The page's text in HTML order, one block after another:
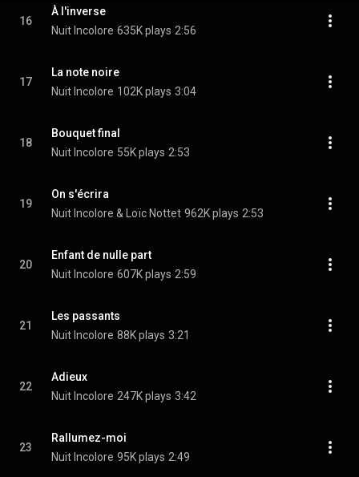
16
À l'inverse
Nuit Incolore 635K plays 2:56
17
La note noire
Nuit Incolore 102K plays 3:04
18
Bouquet final
Nuit Incolore 55K plays 2:53
19
On s'écrira
Nuit Incolore & Loïc Nottet 962K plays 2:53
20
Enfant de nulle part
Nuit Incolore 607K plays 2:59
21
Les passants
Nuit Incolore 88K plays 3:21
22
Adieux
Nuit Incolore 247K plays 3:42
23
Rallumez-moi
Nuit Incolore 95K plays 2:49